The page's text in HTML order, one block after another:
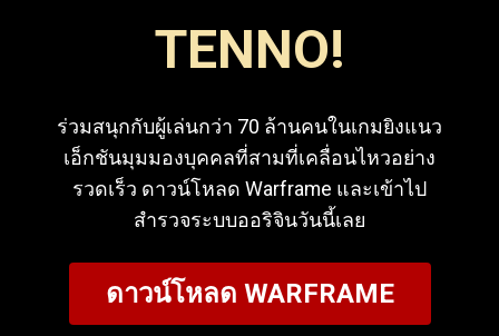
TENNO!
ร่วมสนุกกับผู้เล่นกว่า 70 ล้านคนในเกมยิงแนว
เอ็กชันมุมมองบุคคลที่สามที่เคลื่อนไหวอย่าง
รวดเร็ว ดาวน์โหลด Warframe และเข้าไป
สำรวจระบบออริจินวันนี้เลย
ดาวน์โหลด WARFRAME